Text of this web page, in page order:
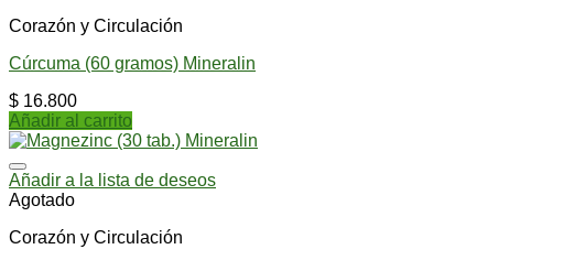
Corazón y Circulación
Cúrcuma (60 gramos) Mineralin
$ 16.800
Añadir al carrito
Añadir a la lista de deseos
Agotado
Corazón y Circulación